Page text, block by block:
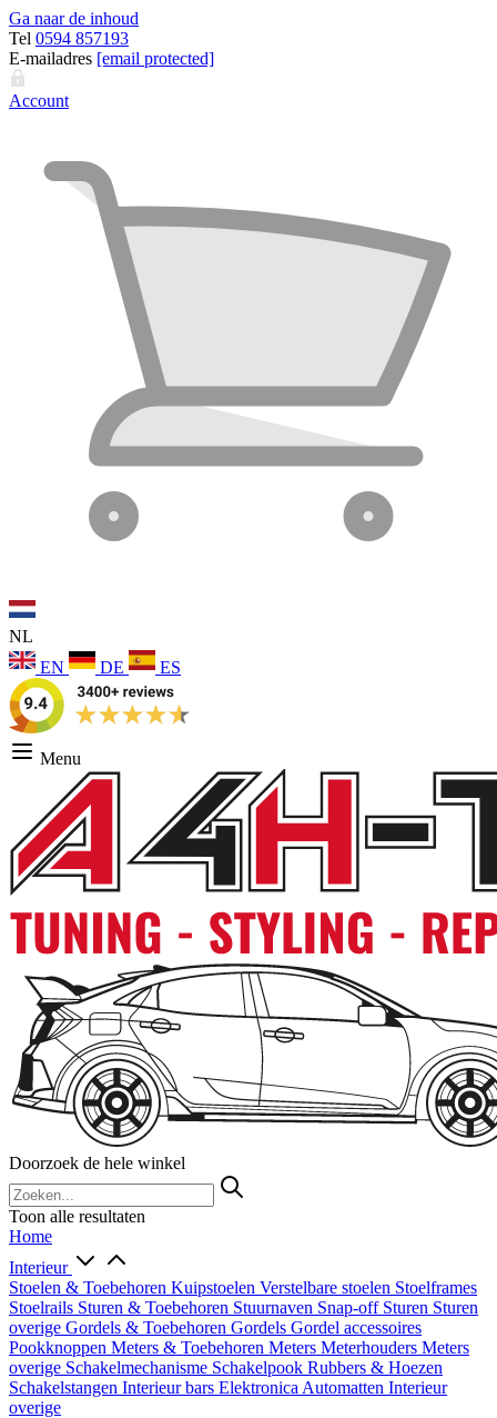
Ga naar de inhoud
Tel 0594 857193
E-mailadres [email protected]
Account
NL
EN
DE ES
Menu
Doorzoek de hele winkel
Toon alle resultaten
Home
Interieur
Stoelen & Toebehoren Kuipstoelen Verstelbare stoelen Stoelframes
Stoelrails Sturen & Toebehoren Stuurnaven Snap-off Sturen Sturen
overige Gordels & Toebehoren Gordels Gordel accessoires
Pookknoppen Meters & Toebehoren Meters Meterhouders Meters
overige Schakelmechanisme Schakelpook Rubbers & Hoezen
Schakelstangen Interieur bars Elektronica Automatten Interieur
overige